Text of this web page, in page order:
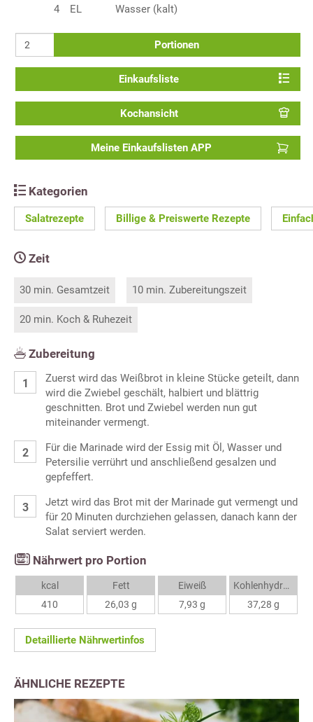
4
EL Wasser (kalt)
Portionen
Einkaufsliste
Kochansicht
Meine Einkaufslisten APP
Kategorien
Salatrezepte Billige & Preiswerte Rezepte
Zeit
30 min. Gesamtzeit 10 min. Zubereitungszeit
20 min. Koch & Ruhezeit
Zubereitung
Zuerst wird das Weißbrot in kleine Stücke geteilt, dann
wird die Zwiebel geschält, halbiert und blättrig
geschnitten. Brot und Zwiebel werden nun gut
miteinander vermengt.
Für die Marinade wird der Essig mit Öl, Wasser und
Petersilie verrührt und anschließend gesalzen und
gepfeffert.
Jetzt wird das Brot mit der Marinade gut vermengt und
für 20 Minuten durchziehen gelassen, danach kann der
Salat serviert werden.
Nährwert pro Portion
kcal
410
Fett
26,03 g
Eiweiß
7,93 g
Kohlenhydrate
37,28 g
Detaillierte Nährwertinfos
ÄHNLICHE REZEPTE